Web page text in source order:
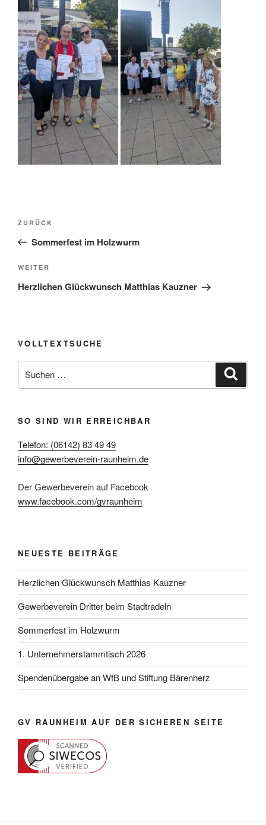
Beitragsnavigation
Vorheriger
Beitrag
ZURÜCK
Sommerfest im Holzwurm
Nächster
Beitrag
WEITER
Herzlichen Glückwunsch Matthias Kauzner
VOLLTEXTSUCHE
nach:
SO SIND WIR ERREICHBAR
Telefon: (06142) 83 49 49
info@gewerbeverein-raunheim.de
Der Gewerbeverein auf Facebook
www.facebook.com/gvraunheim
NEUESTE BEITRÄGE
Herzlichen Glückwunsch Matthias Kauzner
Gewerbeverein Dritter beim Stadtradeln
Sommerfest im Holzwurm
1. Unternehmerstammtisch 2026
Spendenübergabe an WfB und Stiftung Bärenherz
GV RAUNHEIM AUF DER SICHEREN SEITE